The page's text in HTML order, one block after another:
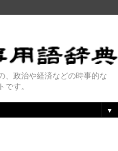
、政治や経済などの時事的な
です。
▼